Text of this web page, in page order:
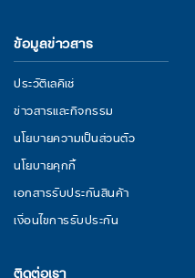
ข้อมูลข่าวสาร
ประวัติเลคิเซ่
ข่าวสารและกิจกรรม
นโยบายความเป็นส่วนตัว
นโยบายคุกกี้
เอกสารรับประกันสินค้า
เงื่อนไขการรับประกัน
ติดต่อเรา